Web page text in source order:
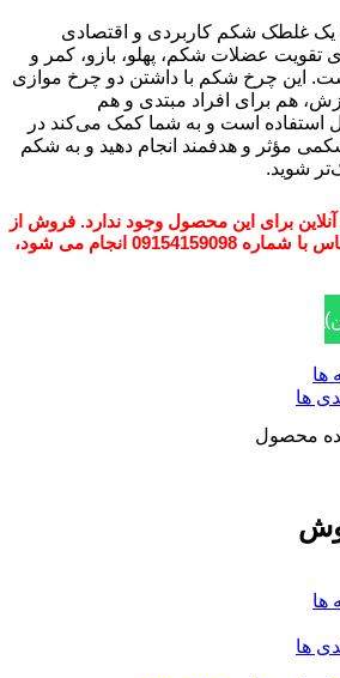
یک غلطک شکم کاربردی و اقتصادی
عضلات شکم، پهلو، بازو، کمر و
این چرخ شکم با داشتن دو چرخ موازی
هم برای افراد مبتدی و هم
استفاده است و به شما کمک می‌کند در
مؤثر و هدفمند انجام دهید و به شکم
برای این محصول وجود ندارد. فروش از
طریق ایتا، واتساپ و یا تماس با شماره 09154159098 انجام می شود،
ها
ها
محصول
ها
ها